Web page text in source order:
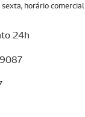
horário comercial
24h